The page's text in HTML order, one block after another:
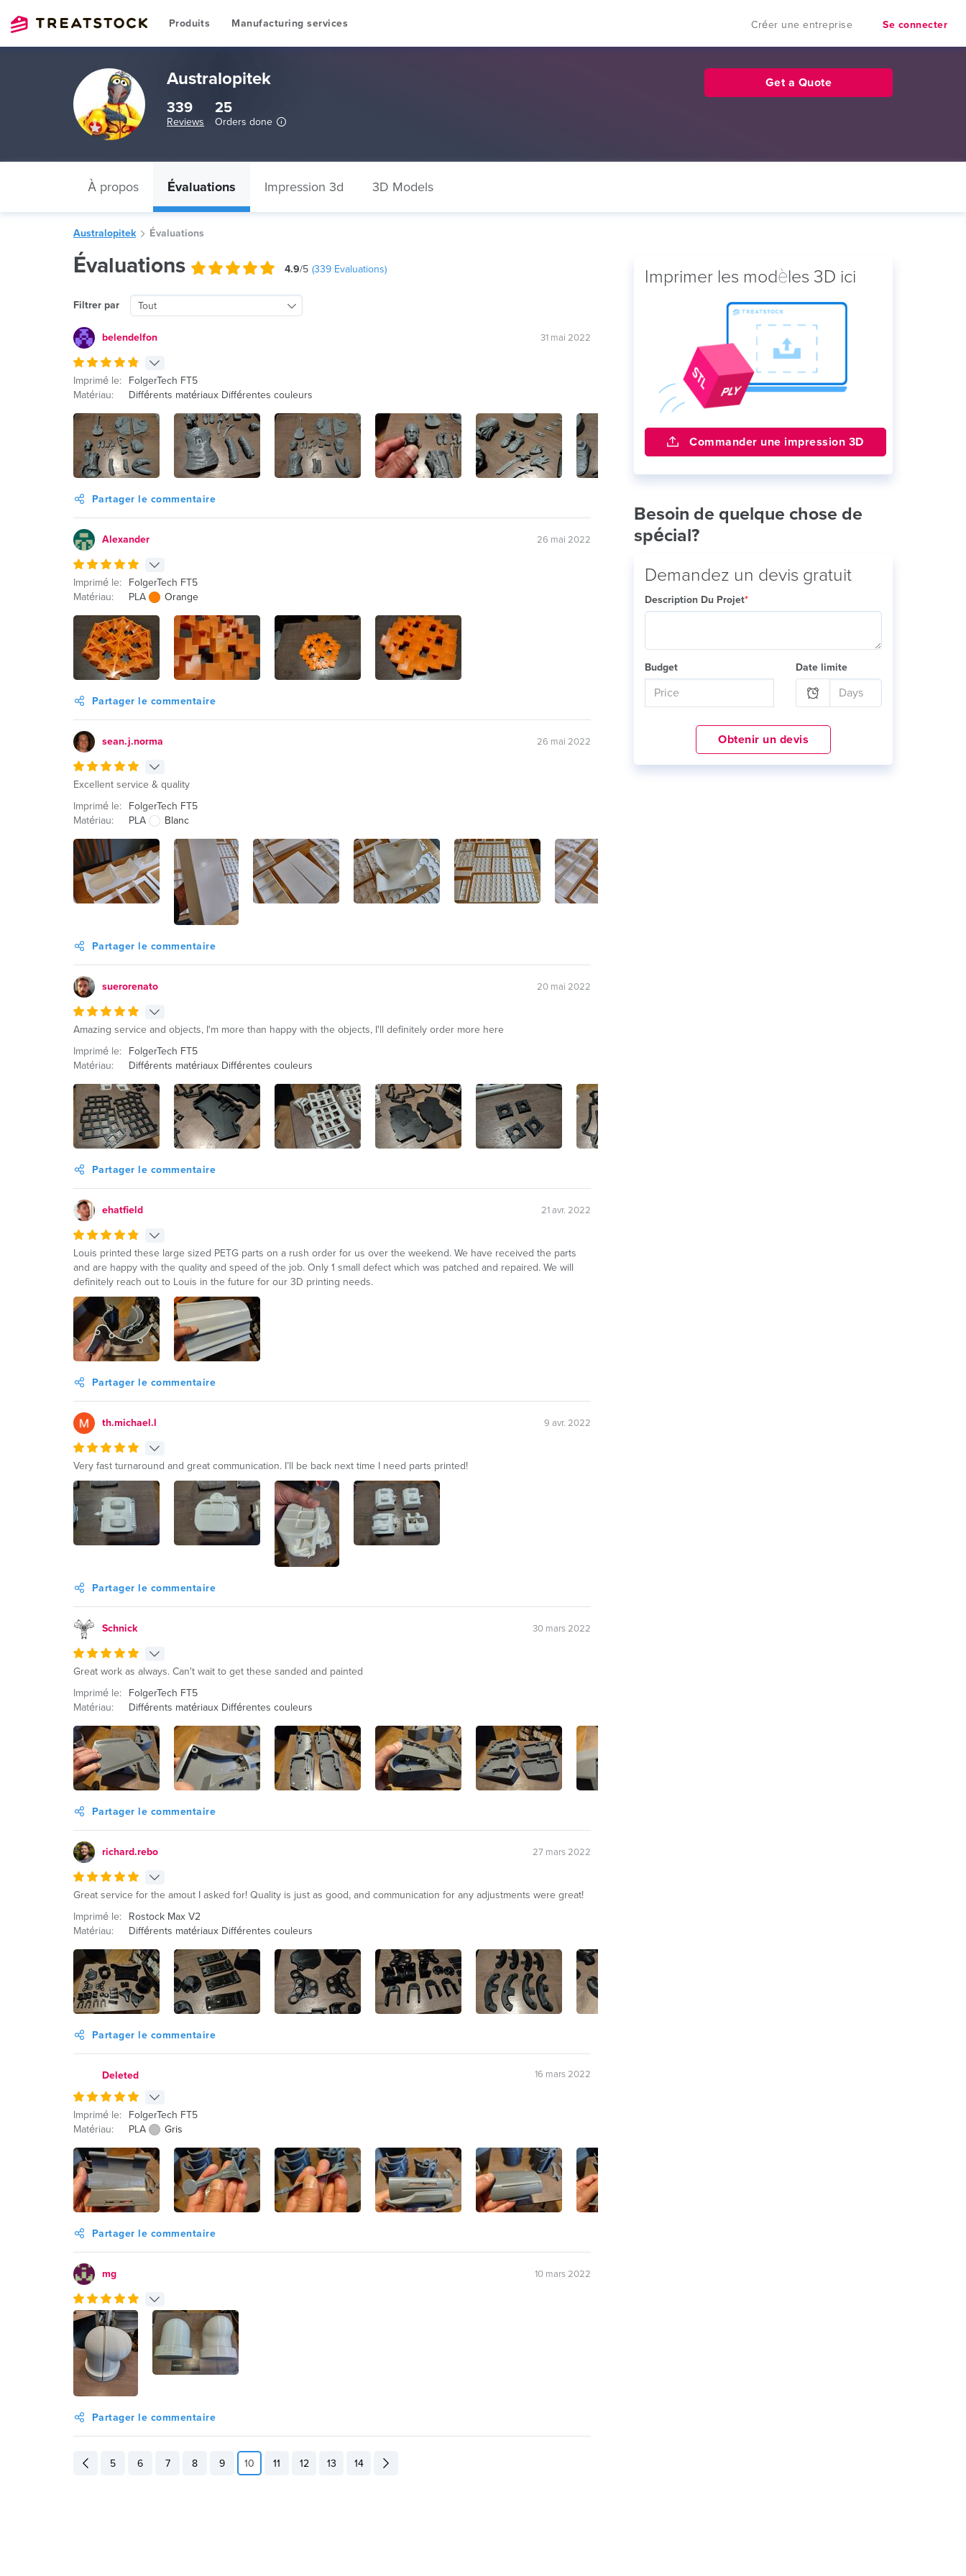
Produits Manufacturing services Créer une entreprise Se connecter
Australopitek
339
Reviews
25
Orders done
Get a Quote
À propos Évaluations Impression 3d 3D Models
Australopitek Évaluations
Évaluations 4.9/5 (339 Evaluations)
Filtrer par Tout
belendelfon 31 mai 2022
Imprimé le:
FolgerTech FT5
Matériau:
Différents matériaux Différentes couleurs
Partager le commentaire
Alexander 26 mai 2022
Imprimé le:
FolgerTech FT5
Matériau:
PLA Orange
Partager le commentaire
sean.j.norma 26 mai 2022
Excellent service & quality
Imprimé le:
FolgerTech FT5
Matériau:
PLA Blanc
Partager le commentaire
suerorenato 20 mai 2022
Amazing service and objects, I'm more than happy with the objects, I'll definitely order more here
Imprimé le:
FolgerTech FT5
Matériau:
Différents matériaux Différentes couleurs
Partager le commentaire
ehatfield 21 avr. 2022
Louis printed these large sized PETG parts on a rush order for us over the weekend. We have received the parts
and are happy with the quality and speed of the job. Only 1 small defect which was patched and repaired. We will
definitely reach out to Louis in the future for our 3D printing needs.
Partager le commentaire
th.michael.l 9 avr. 2022
Very fast turnaround and great communication. I’ll be back next time I need parts printed!
Partager le commentaire
Schnick 30 mars 2022
Great work as always. Can't wait to get these sanded and painted
Imprimé le:
FolgerTech FT5
Matériau:
Différents matériaux Différentes couleurs
Partager le commentaire
richard.rebo 27 mars 2022
Great service for the amout I asked for! Quality is just as good, and communication for any adjustments were great!
Imprimé le:
Rostock Max V2
Matériau:
Différents matériaux Différentes couleurs
Partager le commentaire
Deleted 16 mars 2022
Imprimé le:
FolgerTech FT5
Matériau:
PLA Gris
Partager le commentaire
mg 10 mars 2022
Partager le commentaire
5 6 7 8 9 10 11 12 13 14
Imprimer les modèles 3D ici
Commander une impression 3D
Besoin de quelque chose de
spécial?
Demandez un devis gratuit
Description Du Projet*
Budget Date limite
Obtenir un devis